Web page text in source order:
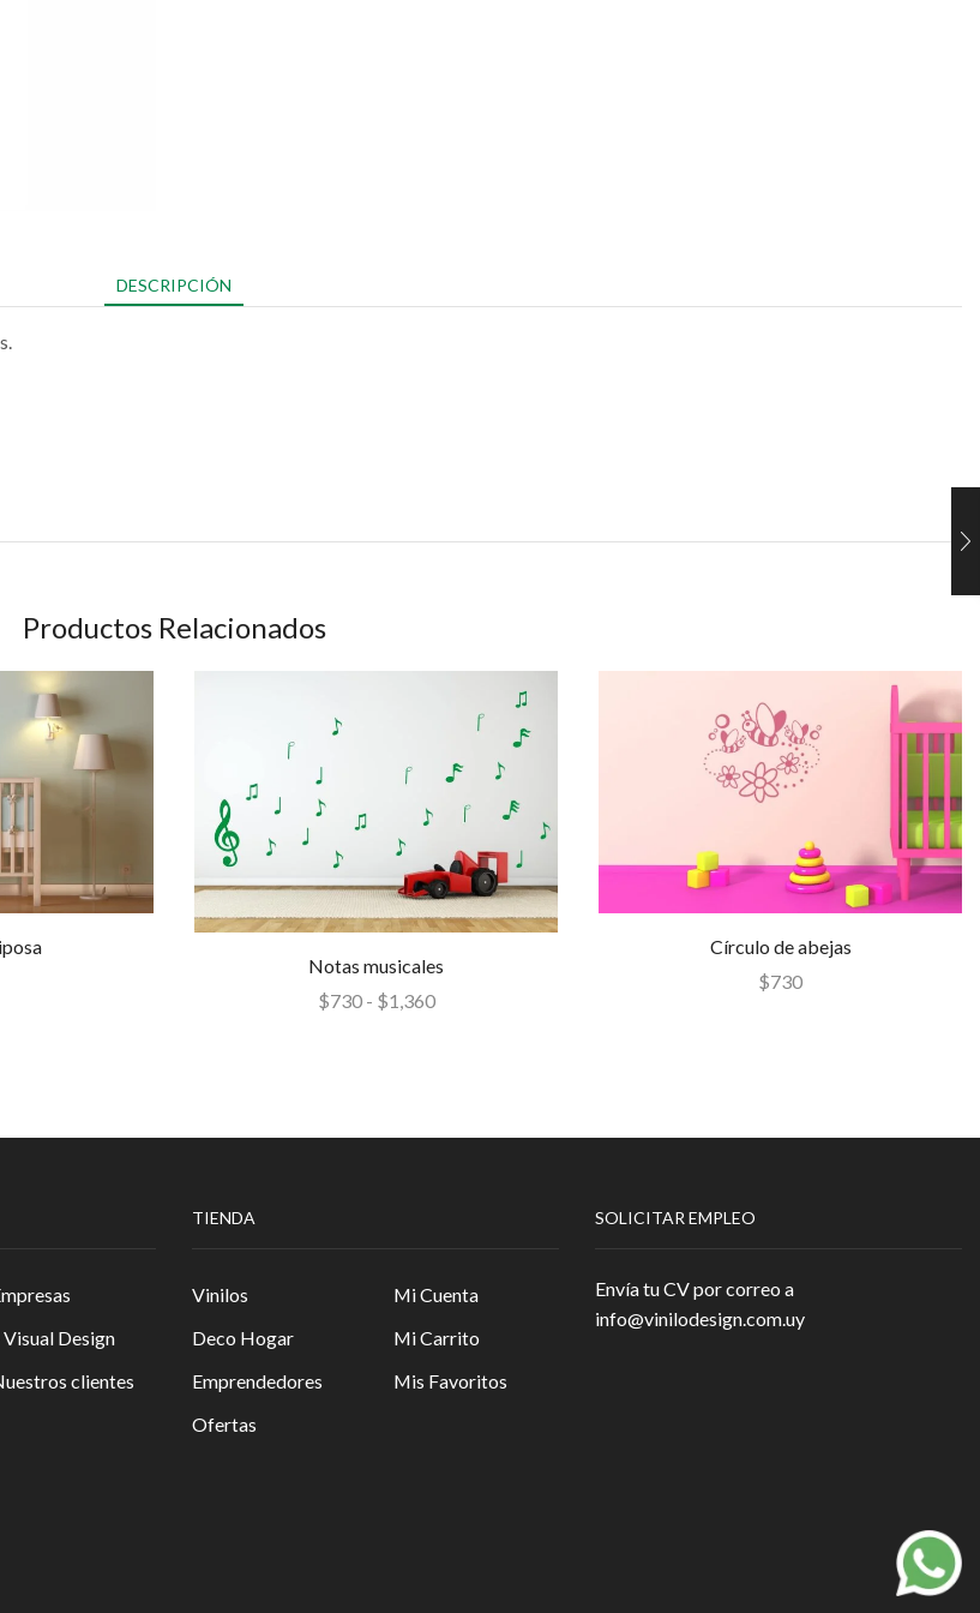
DESCRIPCIÓN
Productos Relacionados
Notas musicales
$730 - $1,360
Círculo de abejas
$730
Visual Design
clientes
TIENDA
Vinilos
Deco Hogar
Emprendedores
Ofertas
Mi Cuenta
Mi Carrito
Mis Favoritos
SOLICITAR EMPLEO
Envía tu CV por correo a
info@vinilodesign.com.uy